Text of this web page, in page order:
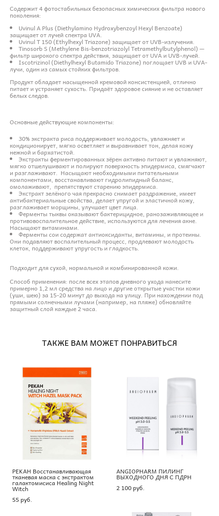
Содержит 4 фотостабильных безопасных химических фильтра нового
поколения:
Uvinul A Plus (Diethylamino Hydroxybenzoyl Hexyl Benzoate)
защищает от лучей спектра UVA.
Uvinul T 150 (Ethylhexyl Triazone) защищает от UVB-излучения.
Tinosorb S (Methylene Bis-benzotriazolyl Tetramethylbutylphenol) —
фильтр широкого спектра действия, защищает от UVA и UVB-лучей.
Iscotrizinol (Diethylhexyl Butamido Triazone) поглощает UVB и UVA-
лучи, один из самых стойких фильтров.
Продукт обладает насыщенной кремовой консистенцией, отлично
питает и устраняет сухость. Придаёт здоровое сияние и не оставляет
белых следов.
Основные действующие компоненты:
30% экстракта риса поддерживает молодость, увлажняет и
кондиционирует, мягко осветляет и выравнивает тон, делая кожу
нежной и бархатистой.
Экстракты ферментированных зёрен активно питают и увлажняют,
мягко отшелушивают и полируют поверхность эпидермиса, смягчают
и разглаживают. Насыщают необходимыми питательными
компонентами, восстанавливают гидролипидный баланс,
омолаживают, препятствуют старению эпидермиса.
Экстракт зелёного чая прекрасно снимает раздражение, имеет
антибактериальные свойства, делает упругой и эластичной кожу,
разглаживает морщины, улучшает цвет лица.
Ферменты тыквы оказывают бактерицидное, ранозаживляющее и
противовоспалительное действие, используются для лечения акне.
Насыщают витаминами.
Ферменты сои содержат антиоксиданты, витамины, и протеины.
Они подавляют воспалительный процесс, продлевают молодость
клеток, поддерживают упругость и гладкость.
Подходит для сухой, нормальной и комбинированной кожи.
Способ применения: после всех этапов дневного ухода нанесите
примерно 1,2 мл средства на лицо и другие открытые участки кожи
(уши, шею) за 15-20 минут до выхода на улицу. При нахождении под
прямыми солнечными лучами (например, на пляже) обновляйте
защитный слой каждые 2 часа.
ТАКЖЕ ВАМ МОЖЕТ ПОНРАВИТЬСЯ
PEKAH Восстанавливающая
тканевая маска с экстрактом
галактомисиса Healing Night
Witch
55 pуб.
ANGIOPHARM ПИЛИНГ
ВЫХОДНОГО ДНЯ С ПДРН
2 100 pуб.